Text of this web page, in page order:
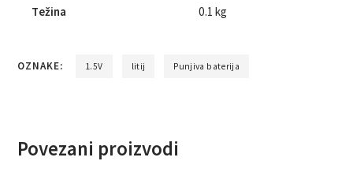
Težina 0.1 kg
OZNAKE: 1.5V litij Punjiva baterija
Povezani proizvodi